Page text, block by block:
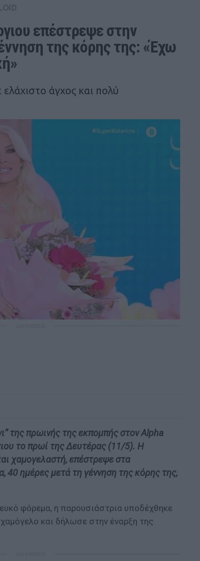
επέστρεψε στην
της κόρης της: «Έχω
άγχος και πολύ
της πρωινής της εκπομπής στον Alpha
το πρωί της Δευτέρας (11/5). Η
χαμογελαστή, επέστρεψε στα
40 ημέρες μετά τη γέννηση της κόρης της,
φόρεμα, η παρουσιάστρια υποδέχθηκε
και δήλωσε στην έναρξη της